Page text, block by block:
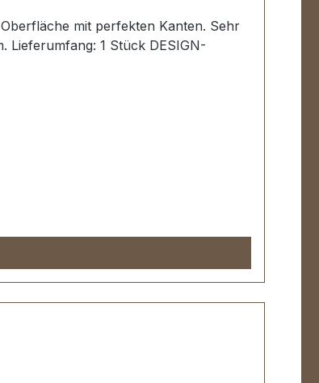
mit perfekten Kanten. Sehr
Lieferumfang: 1 Stück DESIGN-